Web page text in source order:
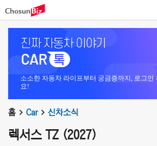
소소한 자동차 라이프부터 궁금증까지, 로그인
요!
홈 Car 신차소식
렉서스 TZ (2027)